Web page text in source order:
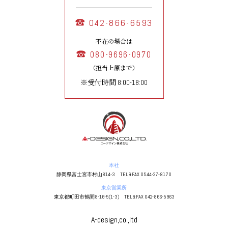
042-866-6593
不在の場合は
080-9696-0970
（担当上原まで）
※受付時間 8:00-18:00
本社
静岡県富士宮市村山814-3 TEL&FAX 0544-27-8170
東京営業所
東京都町田市鶴間8-16-5(1-3) TEL&FAX 042-866-5963
A-design,co.,ltd